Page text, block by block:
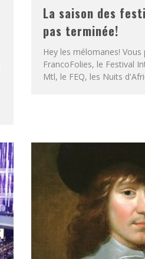
La saison des
pas terminée!
Hey les mélomanes!
FrancoFolies, le Festival
Mtl, le FEQ, les Nuits